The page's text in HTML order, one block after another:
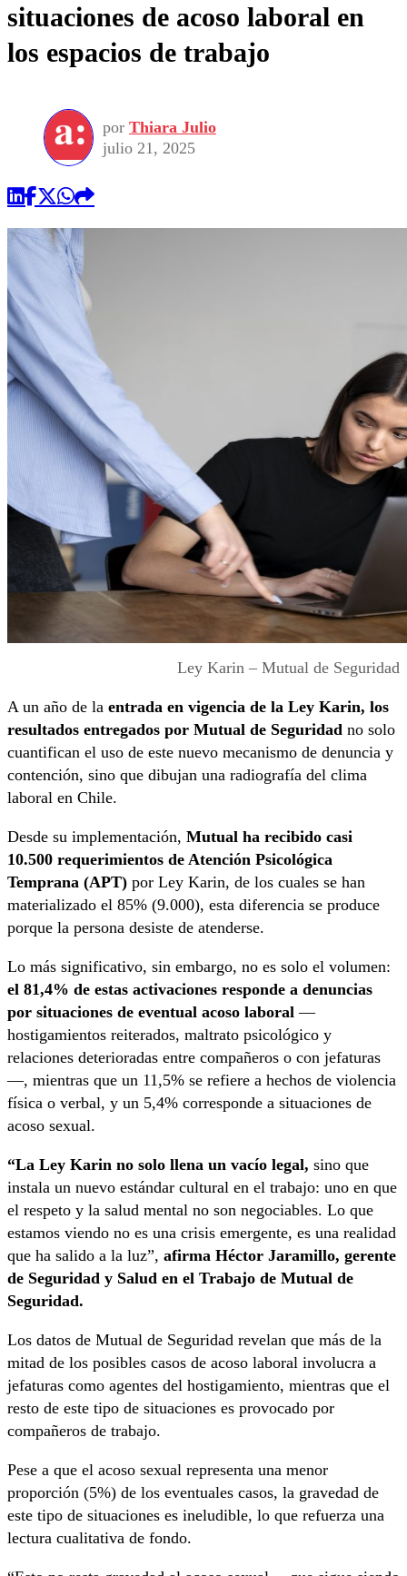
situaciones de acoso laboral en
los espacios de trabajo
por Thiara Julio
julio 21, 2025
Ley Karin – Mutual de Seguridad
A un año de la entrada en vigencia de la Ley Karin, los
resultados entregados por Mutual de Seguridad no solo
cuantifican el uso de este nuevo mecanismo de denuncia y
contención, sino que dibujan una radiografía del clima
laboral en Chile.
Desde su implementación, Mutual ha recibido casi
10.500 requerimientos de Atención Psicológica
Temprana (APT) por Ley Karin, de los cuales se han
materializado el 85% (9.000), esta diferencia se produce
porque la persona desiste de atenderse.
Lo más significativo, sin embargo, no es solo el volumen:
el 81,4% de estas activaciones responde a denuncias
por situaciones de eventual acoso laboral —
hostigamientos reiterados, maltrato psicológico y
relaciones deterioradas entre compañeros o con jefaturas
—, mientras que un 11,5% se refiere a hechos de violencia
física o verbal, y un 5,4% corresponde a situaciones de
acoso sexual.
“La Ley Karin no solo llena un vacío legal, sino que
instala un nuevo estándar cultural en el trabajo: uno en que
el respeto y la salud mental no son negociables. Lo que
estamos viendo no es una crisis emergente, es una realidad
que ha salido a la luz”, afirma Héctor Jaramillo, gerente
de Seguridad y Salud en el Trabajo de Mutual de
Seguridad.
Los datos de Mutual de Seguridad revelan que más de la
mitad de los posibles casos de acoso laboral involucra a
jefaturas como agentes del hostigamiento, mientras que el
resto de este tipo de situaciones es provocado por
compañeros de trabajo.
Pese a que el acoso sexual representa una menor
proporción (5%) de los eventuales casos, la gravedad de
este tipo de situaciones es ineludible, lo que refuerza una
lectura cualitativa de fondo.